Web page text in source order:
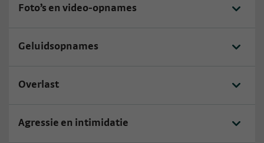
Foto’s en video-opnames
Geluidsopnames
Overlast
Agressie en intimidatie